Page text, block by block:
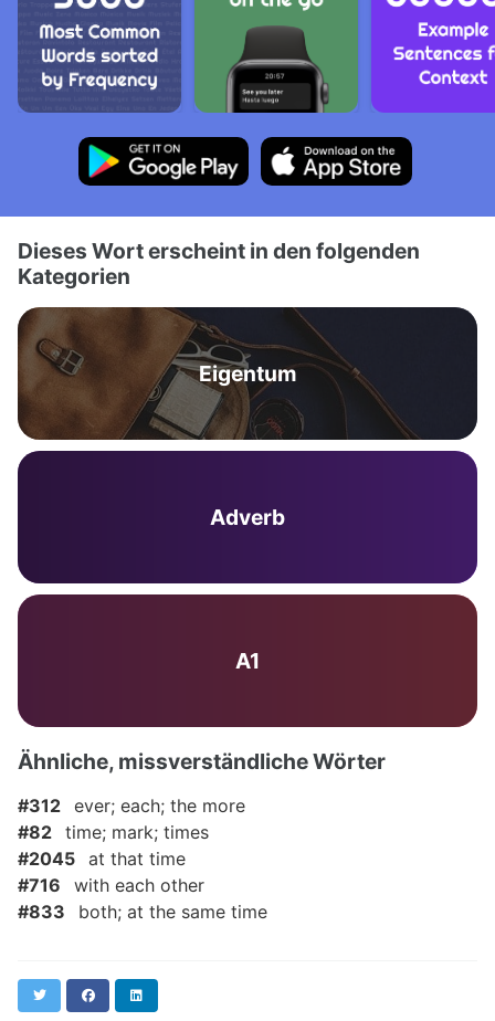
Dieses Wort erscheint in den folgenden
Kategorien
Eigentum
Adverb
A1
Ähnliche, missverständliche Wörter
#312 ever; each; the more
#82 time; mark; times
#2045 at that time
#716
with each other
#833
both; at the same time
Twitter Facebook